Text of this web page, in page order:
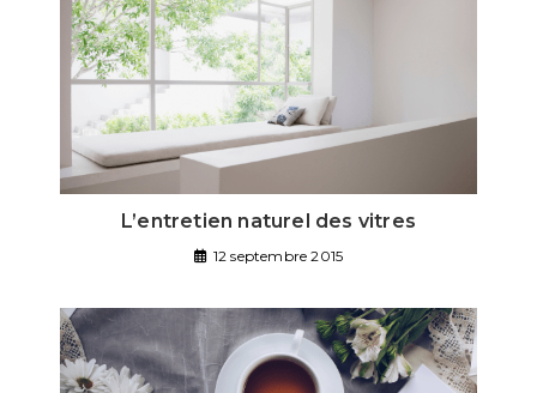
L’entretien naturel des vitres
12 septembre 2015